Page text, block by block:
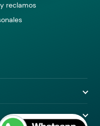
reclamos